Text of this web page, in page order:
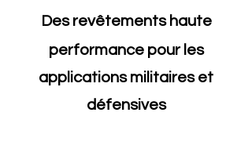
Des revêtements haute
performance pour les
applications militaires et
défensives